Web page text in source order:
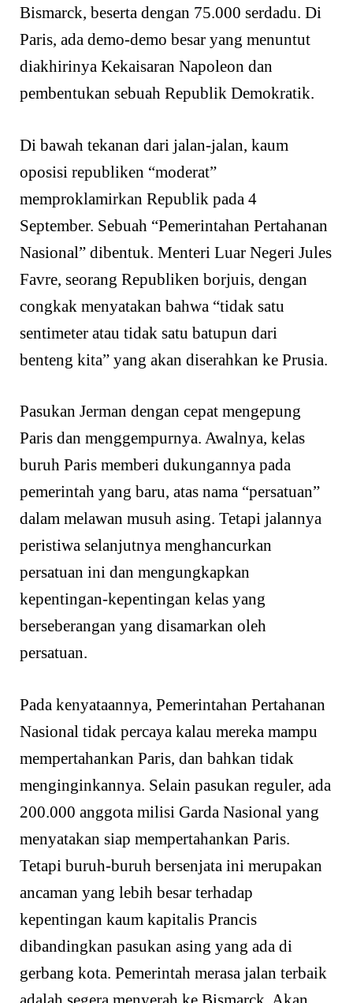
Bismarck, beserta dengan 75.000 serdadu. Di
Paris, ada demo-demo besar yang menuntut
diakhirinya Kekaisaran Napoleon dan
pembentukan sebuah Republik Demokratik.
Di bawah tekanan dari jalan-jalan, kaum
oposisi republiken “moderat”
memproklamirkan Republik pada 4
September. Sebuah “Pemerintahan Pertahanan
Nasional” dibentuk. Menteri Luar Negeri Jules
Favre, seorang Republiken borjuis, dengan
congkak menyatakan bahwa “tidak satu
sentimeter atau tidak satu batupun dari
benteng kita” yang akan diserahkan ke Prusia.
Pasukan Jerman dengan cepat mengepung
Paris dan menggempurnya. Awalnya, kelas
buruh Paris memberi dukungannya pada
pemerintah yang baru, atas nama “persatuan”
dalam melawan musuh asing. Tetapi jalannya
peristiwa selanjutnya menghancurkan
persatuan ini dan mengungkapkan
kepentingan-kepentingan kelas yang
berseberangan yang disamarkan oleh
persatuan.
Pada kenyataannya, Pemerintahan Pertahanan
Nasional tidak percaya kalau mereka mampu
mempertahankan Paris, dan bahkan tidak
menginginkannya. Selain pasukan reguler, ada
200.000 anggota milisi Garda Nasional yang
menyatakan siap mempertahankan Paris.
Tetapi buruh-buruh bersenjata ini merupakan
ancaman yang lebih besar terhadap
kepentingan kaum kapitalis Prancis
dibandingkan pasukan asing yang ada di
gerbang kota. Pemerintah merasa jalan terbaik